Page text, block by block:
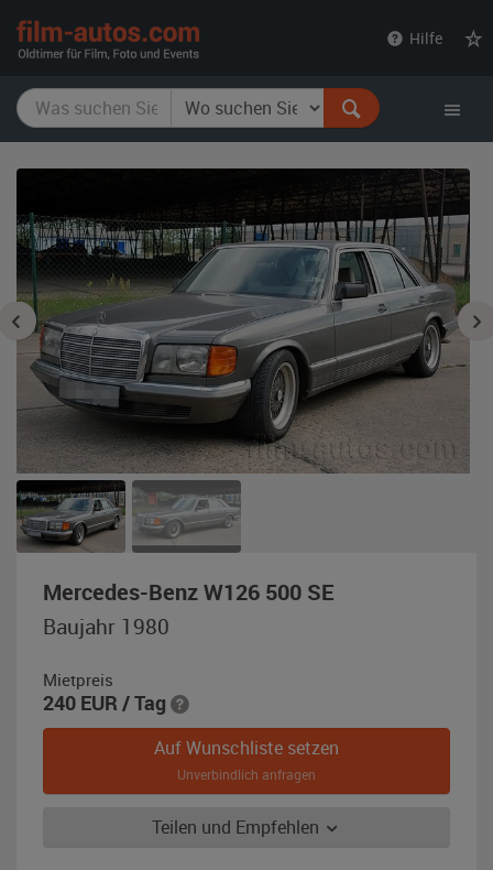
Hilfe
Mercedes-Benz W126 500 SE,
Baujahr 1980
Mietpreis
240 EUR / Tag
Auf Wunschliste setzen
Unverbindlich anfragen
Teilen und Empfehlen